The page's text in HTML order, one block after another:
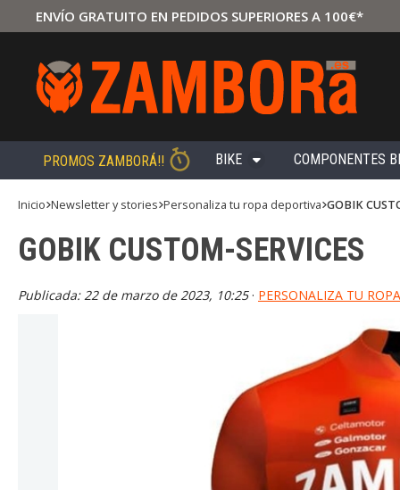
ENVÍO GRATUITO EN PEDIDOS SUPERIORES A 100€*
PROMOS ZAMBORÁ!! BIKE COMPONENTES
Inicio newsletter y stories personaliza tu ropa deportiva GOBIK
GOBIK CUSTOM-SERVICES
Publicada: 22 de marzo de 2023, 10:25· PERSONALIZA TU